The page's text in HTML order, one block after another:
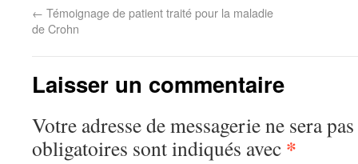
← Témoignage de patient traité pour la maladie
de Crohn
Laisser un commentaire
Votre adresse de messagerie ne sera
obligatoires sont indiqués avec *